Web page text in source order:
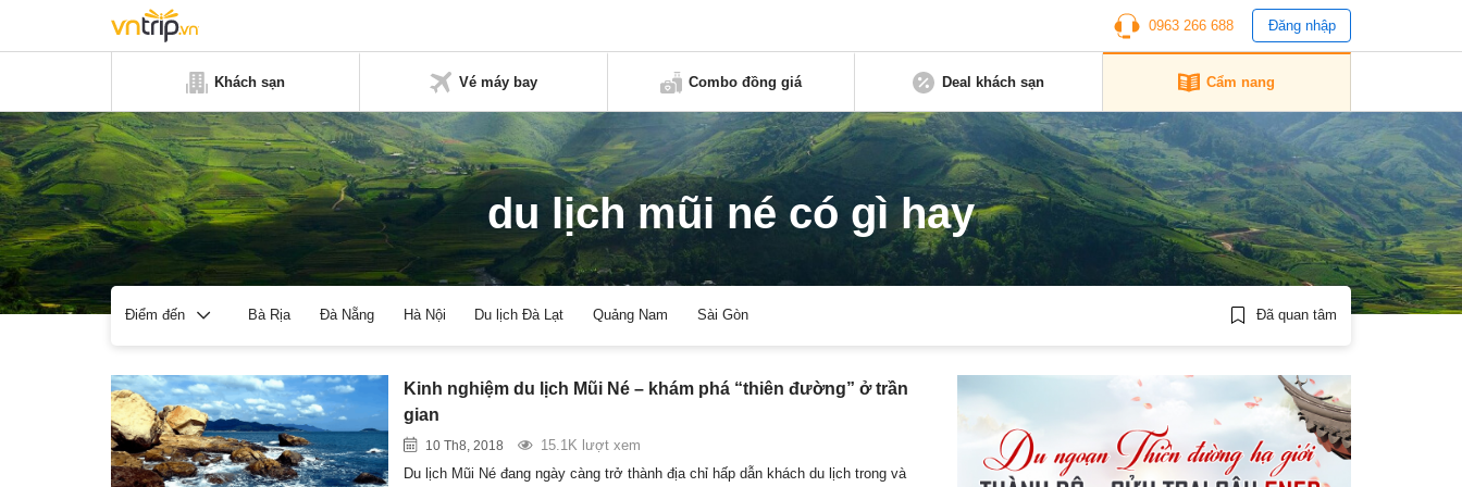
0963 266 688 Đăng nhập
Khách sạn Vé máy bay Combo đồng giá Deal khách sạn Cẩm nang
du lịch mũi né có gì hay
Điểm đến Bà Rịa Đà Nẵng Hà Nội Du lịch Đà Lạt Quảng Nam Sài Gòn Đã quan tâm
Kinh nghiệm du lịch Mũi Né – khám phá “thiên đường” ở trần
gian
10 Th8, 2018
15.1K lượt xem
Du lịch Mũi Né đang ngày càng trở thành địa chỉ hấp dẫn khách du lịch trong và